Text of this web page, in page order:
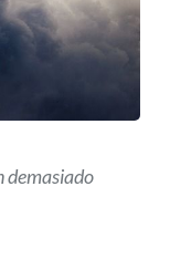
demasiado